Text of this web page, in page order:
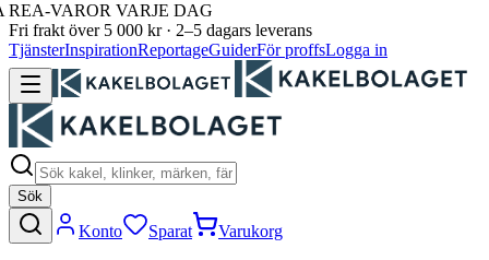
VAROR VARJE DAG
Fri frakt över 5 000 kr · 2–5 dagars leverans
TjänsterInspirationReportageGuiderFör proffsLogga in
Sök
Konto Sparat Varukorg